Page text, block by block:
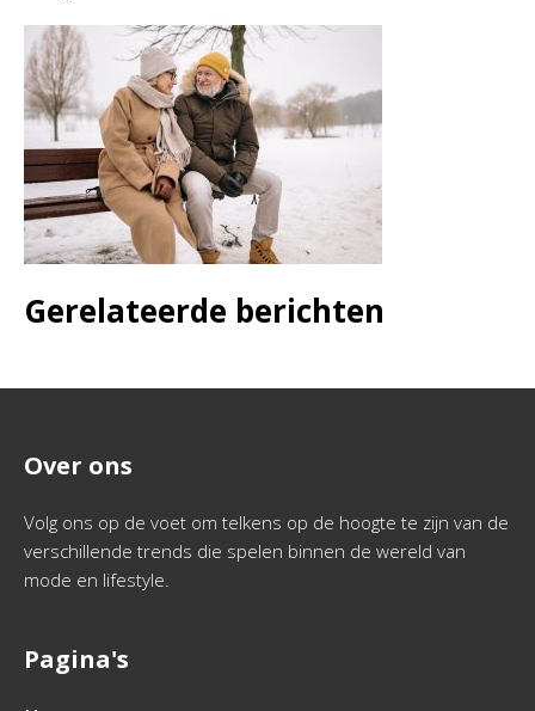
Gerelateerde berichten
Over ons
Volg ons op de voet om telkens op de hoogte te zijn van de
verschillende trends die spelen binnen de wereld van
mode en lifestyle.
Pagina's